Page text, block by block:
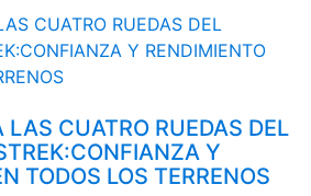
CUATRO RUEDAS DEL
Y
TODOS LOS TERRENOS